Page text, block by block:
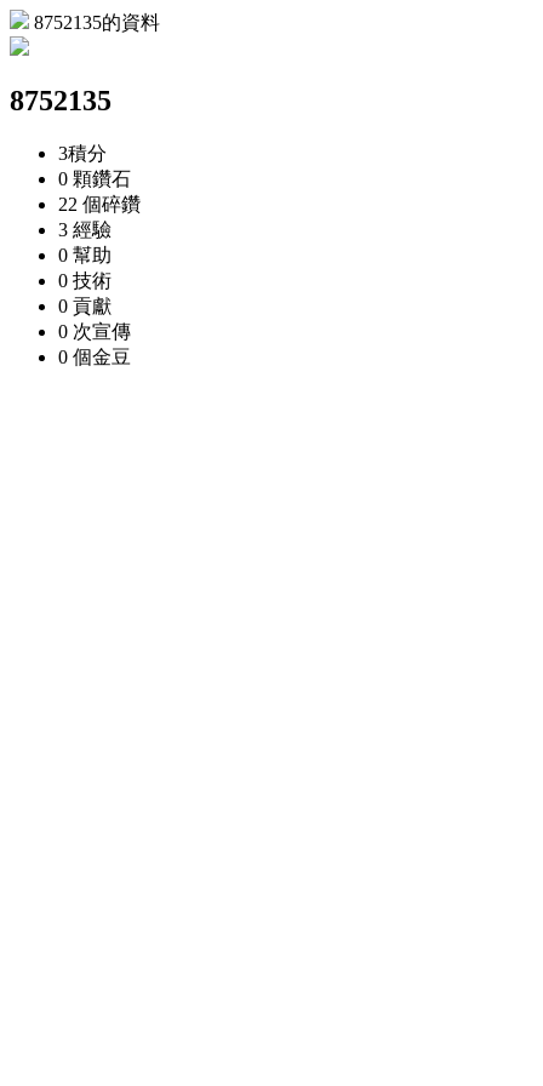
8752135的資料
8752135
3積分
0 顆鑽石
22 個碎鑽
3 經驗
0 幫助
0 技術
0 貢獻
0 次宣傳
0 個金豆